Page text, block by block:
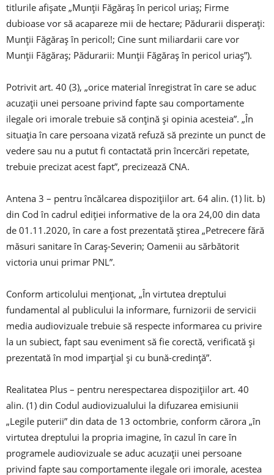
titlurile afişate „Munţii Făgăraş în pericol uriaş; Firme
dubioase vor să acapareze mii de hectare; Pădurarii disperaţi:
Munţii Făgăraş în pericol!; Cine sunt miliardarii care vor
Munţii Făgăraş; Pădurarii: Munţii Făgăraş în pericol uriaş”).
Potrivit art. 40 (3), „orice material înregistrat în care se aduc
acuzaţii unei persoane privind fapte sau comportamente
ilegale ori imorale trebuie să conţină şi opinia acesteia”. „În
situaţia în care persoana vizată refuză să prezinte un punct de
vedere sau nu a putut fi contactată prin încercări repetate,
trebuie precizat acest fapt”, precizează CNA.
Antena 3 – pentru încălcarea dispoziţiilor art. 64 alin. (1) lit. b)
din Cod în cadrul ediţiei informative de la ora 24,00 din data
de 01.11.2020, în care a fost prezentată ştirea „Petrecere fără
măsuri sanitare în Caraş-Severin; Oamenii au sărbătorit
victoria unui primar PNL”.
Conform articolului menţionat, „În virtutea dreptului
fundamental al publicului la informare, furnizorii de servicii
media audiovizuale trebuie să respecte informarea cu privire
la un subiect, fapt sau eveniment să fie corectă, verificată şi
prezentată în mod imparţial şi cu bună-credinţă”.
Realitatea Plus – pentru nerespectarea dispoziţiilor art. 40
alin. (1) din Codul audiovizualului la difuzarea emisiunii
„Legile puterii” din data de 13 octombrie, conform cărora „în
virtutea dreptului la propria imagine, în cazul în care în
programele audiovizuale se aduc acuzaţii unei persoane
privind fapte sau comportamente ilegale ori imorale, acestea